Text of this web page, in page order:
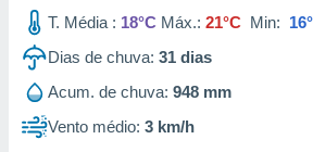
de
1199
T. Média : 18°C Máx.: 21°C Min:
Dias de chuva: 31 dias
Acum. de chuva: 948 mm
Vento médio: 3 km/h